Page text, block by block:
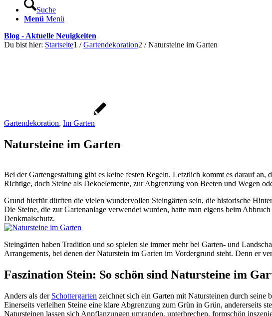
Suche
Menü Menü
Blog - Aktuelle Neuigkeiten
Du bist hier: Startseite1 / Gartendekoration2 / Natursteine im Garten
Gartendekoration, Im Garten
Natursteine im Garten
Bei der Gartengestaltung gibt es keine festen Regeln. Letztlich kommt es darauf
Richtige, doch Steine als Dekoelemente, zur Abgrenzung von Beeten und Wegen
Grund hierfür dürften die vielen wundervollen Steingärten sein, die historische
Die Steine, die zur Gartenanlage verwendet wurden, hatte man eigens beim
Denkmalschutz.
Steingärten haben Tradition und so spielen sie immer mehr bei Garten- und
Arrangements, bei denen der Naturstein im Garten im Vordergrund steht. Denn er
Faszination Stein: So schön sind Natursteine im
Anders als der Schottergarten zeichnet sich ein Garten mit Natursteinen durch
Einerseits verleihen Steine eine klare Abgrenzung zum Grün in Grün, andererseits
Natursteinen lassen sich Anpflanzungen umranden, unterbrechen, formschön